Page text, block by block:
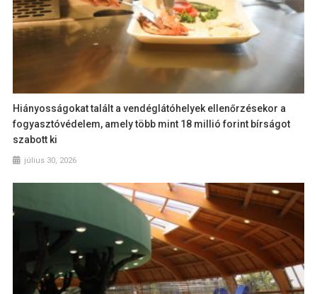
Hiányosságokat talált a vendéglátóhelyek ellenőrzésekor a
fogyasztóvédelem, amely több mint 18 millió forint bírságot
szabott ki
július 30, 2026